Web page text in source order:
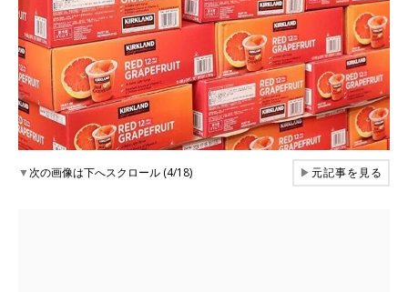
▼次の画像は下へスクロール (4/18) ▶元記事を見る